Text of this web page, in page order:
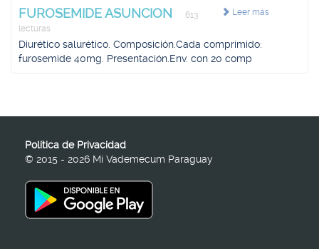
Leer más
FUROSEMIDE ASUNCION
613
lecturas
Diurético salurético. Composición.Cada comprimido:
furosemide 40mg. Presentación.Env. con 20 comp
Política de Privacidad
© 2015 - 2026 Mi Vademecum Paraguay